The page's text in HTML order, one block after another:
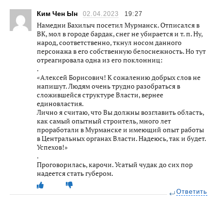
Ким Чен Ын 02.04.2023 19:27
Намедни Бахилыч посетил Мурманск. Отписался в
ВК, мол в городе бардак, снег не убирается и т. п. Ну,
народ, соответственно, ткнул носом данного
персонажа в его собственную белоснежность. Но тут
отреагировала одна из его поклонниц:
.
«Алексей Борисович! К сожалению добрых слов не
напишут. Людям очень трудно разобраться в
сложившейся структуре Власти, вернее
единовластия.
Лично я считаю, что Вы должны возглавить область,
как самый опытный строитель, много лет
проработали в Мурманске и имеющий опыт работы
в Центральных органах Власти. Надеюсь, так и будет.
Успехов!»
.
Проговорилась, карочи. Усатый чудак до сих пор
надеется стать губером.
Ответить